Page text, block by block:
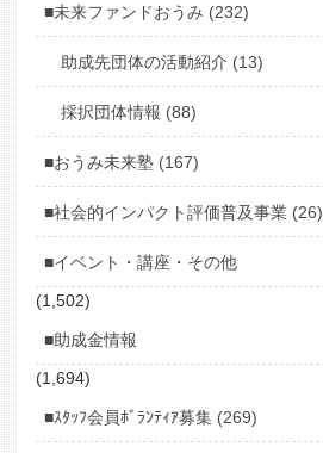
■未来ファンドおうみ (232)
助成先団体の活動紹介 (13)
採択団体情報 (88)
■おうみ未来塾 (167)
■社会的インパクト評価普及事業 (26)
■イベント・講座・その他
(1,502)
■助成金情報
(1,694)
■ｽﾀｯﾌ会員ﾎﾞﾗﾝﾃｨｱ募集 (269)